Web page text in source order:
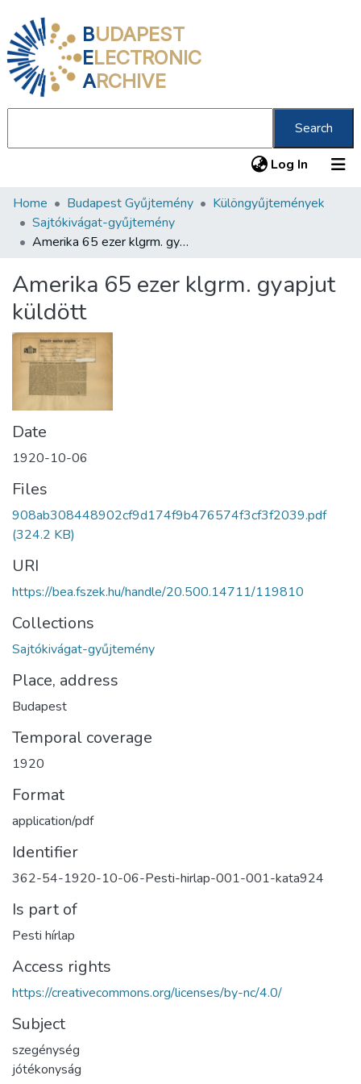
BUDAPEST
ELECTRONIC
ARCHIVE
Search
Log In (current)
Communities & Collections
All of DSpace
About us
Home Budapest Gyűjtemény
Különgyűjtemények
Sajtókivágat-gyűjtemény
Amerika 65 ezer klgrm. gyapjut küldött
Amerika 65 ezer klgrm. gyapjut
küldött
Date
1920-10-06
Files
908ab308448902cf9d174f9b476574f3cf3f2039.pdf
(324.2 KB)
URI
https://bea.fszek.hu/handle/20.500.14711/119810
Collections
Sajtókivágat-gyűjtemény
Place, address
Budapest
Temporal coverage
1920
Format
application/pdf
Identifier
362-54-1920-10-06-Pesti-hirlap-001-001-kata924
Is part of
Pesti hírlap
Access rights
https://creativecommons.org/licenses/by-nc/4.0/
Subject
szegénység
jótékonyság